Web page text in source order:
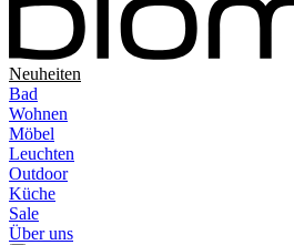
Neuheiten
Bad
Wohnen
Möbel
Leuchten
Outdoor
Küche
Sale
Über uns